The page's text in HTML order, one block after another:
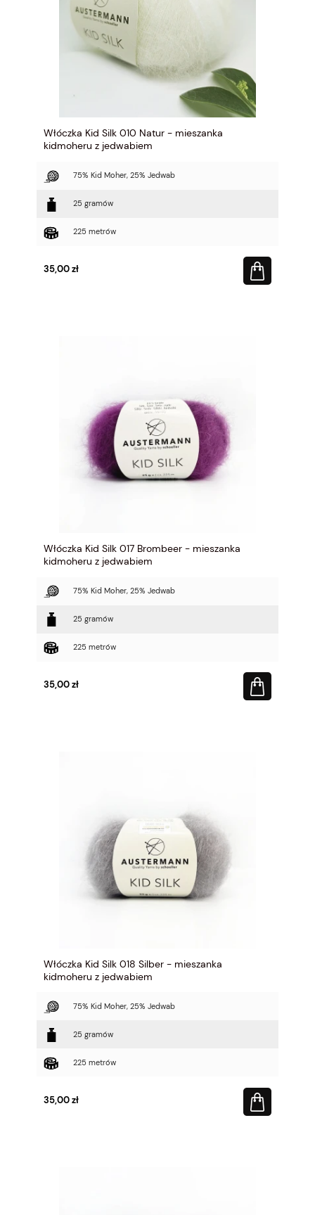
Włóczka Kid Silk 010 Natur - mieszanka
kidmoheru z jedwabiem
75% Kid Moher, 25% Jedwab
25 gramów
225 metrów
35,00 zł
Włóczka Kid Silk 017 Brombeer - mieszanka
kidmoheru z jedwabiem
75% Kid Moher, 25% Jedwab
25 gramów
225 metrów
35,00 zł
Włóczka Kid Silk 018 Silber - mieszanka
kidmoheru z jedwabiem
75% Kid Moher, 25% Jedwab
25 gramów
225 metrów
35,00 zł